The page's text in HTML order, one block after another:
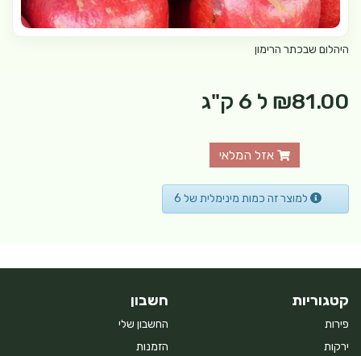
היהלום שבכתר הרימון
₪81.00 ל 6 ק"ג
אזל המלאי
למוצר זה כמות מינימלית של 6
קטגוריות
פירות
ירקות
חשבון
החשבון שלי
הזמנות